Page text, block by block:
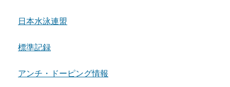
日本水泳連盟
標準記録
アンチ・ドーピング情報